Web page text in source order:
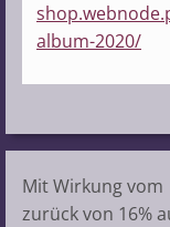
album-2020/
Mit Wirkung vom
zurück von 16%